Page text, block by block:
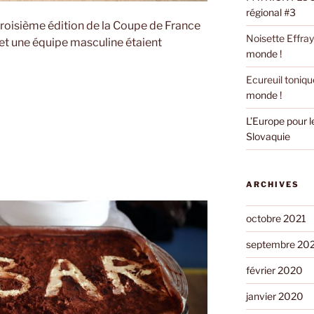
édition de la Coupe de France
une équipe masculine étaient
régional #3
Noisette
monde !
Ecureuil
monde !
L’Europe pour
Slovaquie
ARCHIVES
octobre 2021
septembre
février 2020
janvier 2020